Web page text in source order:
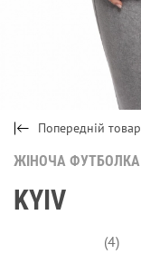
Попередній товар
ЖІНОЧА ФУТБОЛКА
KYIV
(4)